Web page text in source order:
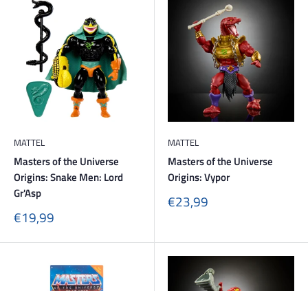
MATTEL
Masters of the Universe
Origins: Snake Men: Lord
Gr'Asp
Sonderpreis
€19,99
MATTEL
Masters of the Universe
Origins: Vypor
Sonderpreis
€23,99